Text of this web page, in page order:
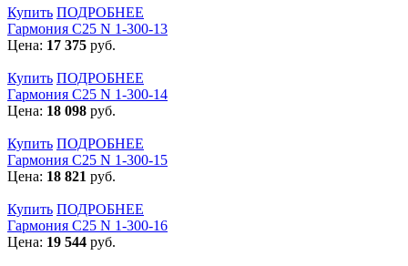
Купить ПОДРОБНЕЕ
Гармония С25 N 1-300-13
Цена: 17 375 руб.
Купить ПОДРОБНЕЕ
Гармония С25 N 1-300-14
Цена: 18 098 руб.
Купить ПОДРОБНЕЕ
Гармония С25 N 1-300-15
Цена: 18 821 руб.
Купить ПОДРОБНЕЕ
Гармония С25 N 1-300-16
Цена: 19 544 руб.